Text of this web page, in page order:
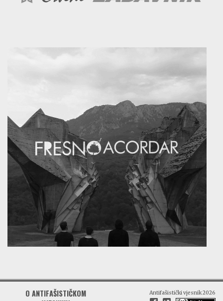
O ANTIFAŠISTIČKOM
Antifašistički vjesnik 2026